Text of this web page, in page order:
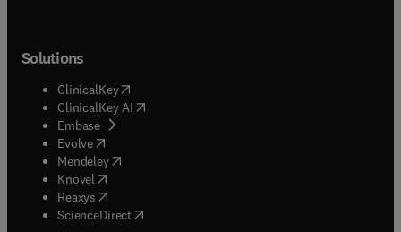
Solutions
ClinicalKey(opens in new tab/window
ClinicalKey AI opens in new tab/window
Embase( opens in new tab/window
Evolve(opens in new tab/window
Mendeley( opens in new tab/window
Knovel (opens in new tab/window
Reaxys (opens in new tab/window
ScienceDirect(opens in new tab/window